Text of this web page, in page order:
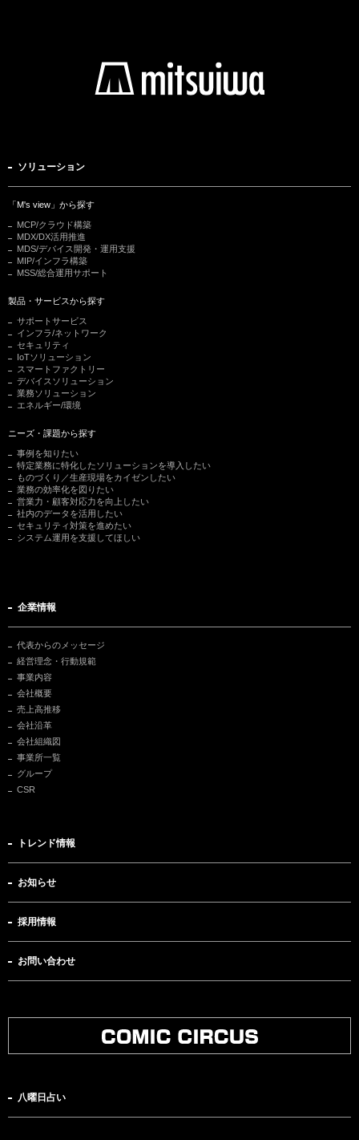
ソリューション
「M's view」から探す
MCP/クラウド構築
MDX/DX活用推進
MDS/デバイス開発・運用支援
MIP/インフラ構築
MSS/総合運用サポート
製品・サービスから探す
サポートサービス
インフラ/ネットワーク
セキュリティ
IoTソリューション
スマートファクトリー
デバイスソリューション
業務ソリューション
エネルギー/環境
ニーズ・課題から探す
事例を知りたい
特定業務に特化したソリューションを導入したい
ものづくり／生産現場をカイゼンしたい
業務の効率化を図りたい
営業力・顧客対応力を向上したい
社内のデータを活用したい
セキュリティ対策を進めたい
システム運用を支援してほしい
企業情報
代表からのメッセージ
経営理念・行動規範
事業内容
会社概要
売上高推移
会社沿革
会社組織図
事業所一覧
グループ
CSR
トレンド情報
お知らせ
採用情報
お問い合わせ
八曜日占い